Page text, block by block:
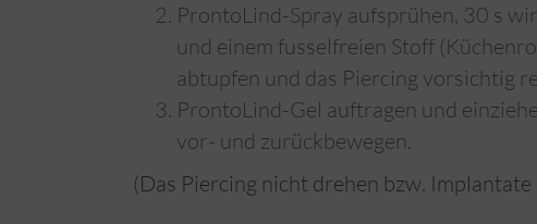
ProntoLind-Spray aufsprühen, 30 s
und einem fusselfreien Stoff
abtupfen und das Piercing vorsichtig
ProntoLind-Gel auftragen und
vor- und zurückbewegen.
(Das Piercing nicht drehen bzw.